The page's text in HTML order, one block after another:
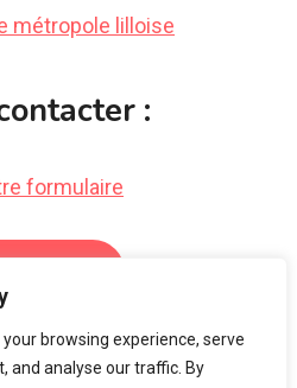
browsing experience, serve
and analyse our traffic. By
métropole lilloise
:
formulaire